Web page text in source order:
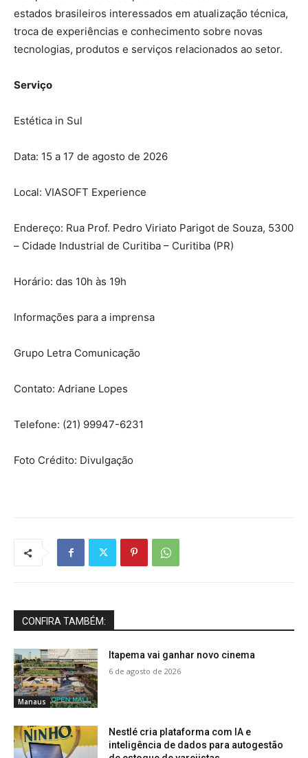
estados brasileiros interessados em atualização técnica,
troca de experiências e conhecimento sobre novas
tecnologias, produtos e serviços relacionados ao setor.
Serviço
Estética in Sul
Data: 15 a 17 de agosto de 2026
Local: VIASOFT Experience
Endereço: Rua Prof. Pedro Viriato Parigot de Souza, 5300
– Cidade Industrial de Curitiba – Curitiba (PR)
Horário: das 10h às 19h
Informações para a imprensa
Grupo Letra Comunicação
Contato: Adriane Lopes
Telefone: (21) 99947-6231
Foto Crédito: Divulgação
CONFIRA TAMBÉM:
Manaus
Itapema vai ganhar novo cinema
6 de agosto de 2026
Nestlé cria plataforma com IA e
inteligência de dados para autogestão